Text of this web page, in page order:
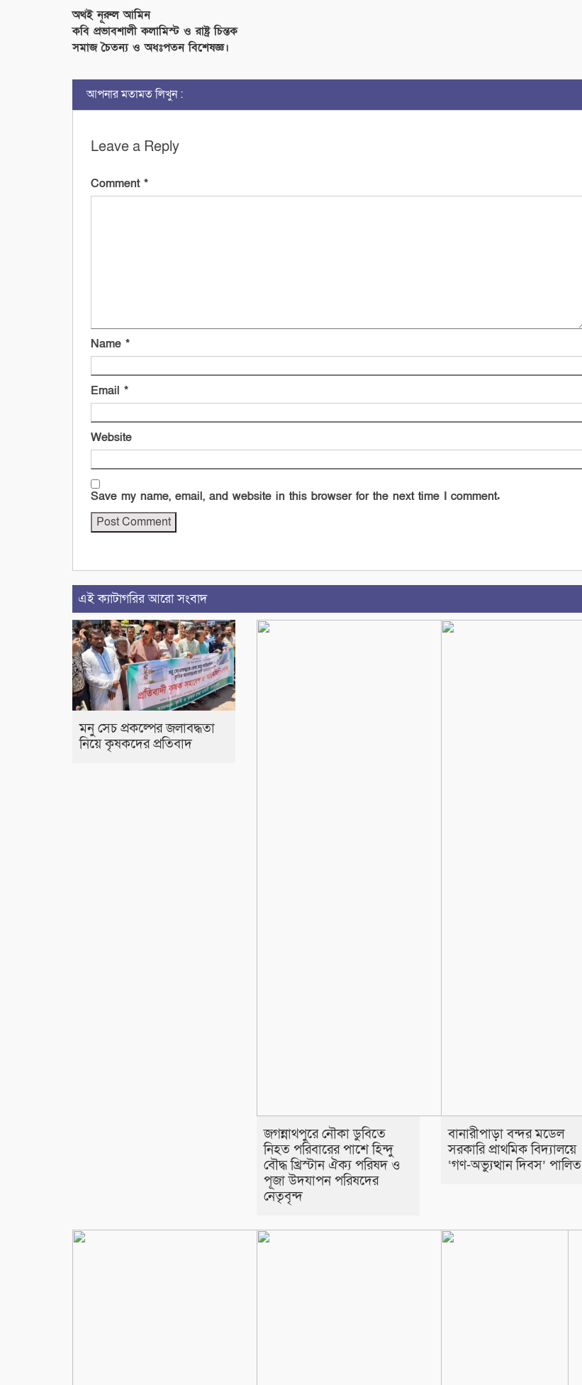
অথই নূরুল আমিন
কবি প্রভাবশালী কলামিস্ট ও রাষ্ট্র চিন্তক
সমাজ চৈতন্য ও অধঃপতন বিশেষজ্ঞ।
আপনার মতামত লিখুন :
Leave a Reply
Comment *
Name *
Email *
Website
Save my name, email, and website in this browser for the next time I comment.
এই ক্যাটাগরির আরো সংবাদ
মনু সেচ প্রকল্পের জলাবদ্ধতা
নিয়ে কৃষকদের প্রতিবাদ
জগন্নাথপুরে নৌকা ডুবিতে
নিহত পরিবারের পাশে হিন্দু
বৌদ্ধ খ্রিস্টান ঐক্য পরিষদ ও
পূজা উদযাপন পরিষদের
নেতৃবৃন্দ
​বানারীপাড়া বন্দর মডেল
সরকারি প্রাথমিক বিদ্যালয়ে
‘গণ-অভ্যুত্থান দিবস’ পালিত